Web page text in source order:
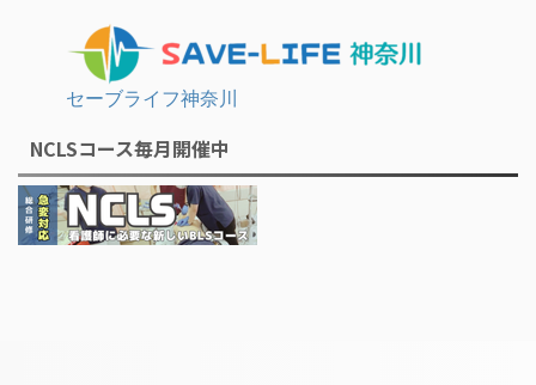
セーブライフ神奈川
NCLSコース毎月開催中